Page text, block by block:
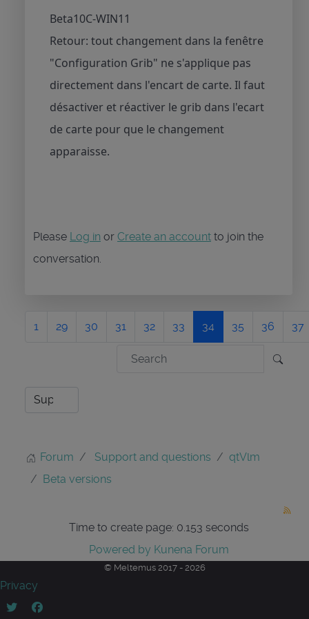
Beta10C-WIN11
Retour: tout changement dans la fenêtre
"Configuration Grib" ne s'applique pas
directement dans l'encart de carte. Il faut
désactiver et réactiver le grib dans l'ecart
de carte pour que le changement
apparaisse.
Please Log in or Create an account to join the
conversation.
1 29 30 31 32 33 34 35 36 37
Forum Support and questions
qtVlm
Beta versions
Time to create page: 0.153 seconds
Powered by Kunena Forum
© Meltemus 2017 - 2026
Privacy